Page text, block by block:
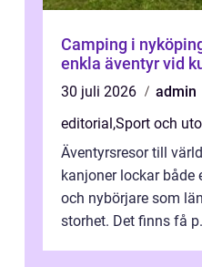
Camping i nyköping natur, skärgård
enkla äventyr vid
30 juli 2026
admin
editorial,Sport och
Äventyrsresor till
kanjoner lockar
och nybörjare som
storhet. Det finns få